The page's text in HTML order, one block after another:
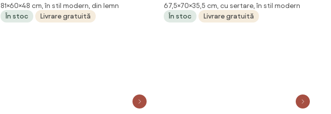
60x48x81 cm, lemn prelucrat
81×60×48 cm, în stil modern, din lemn
În stoc
Livrare gratuită
lemn prelucrat
67,5×70×35,5 cm, cu sertare, în stil modern
În stoc
Livrare gratuită